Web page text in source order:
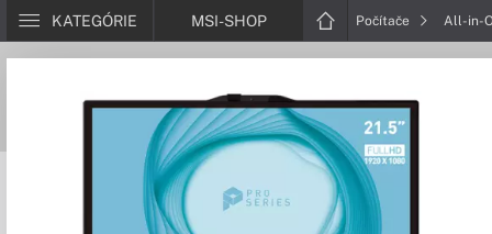
KATEGÓRIE MSI-SHOP Počítače All-in-